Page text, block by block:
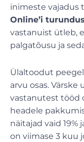
inimeste vajadus
Online’i
vastanuist ütleb,
palgatõusu ja
Ülaltoodut
arvu osas.
vastanutest tööd
headele
näitajad vaid 19%
on viimase 3 kuu